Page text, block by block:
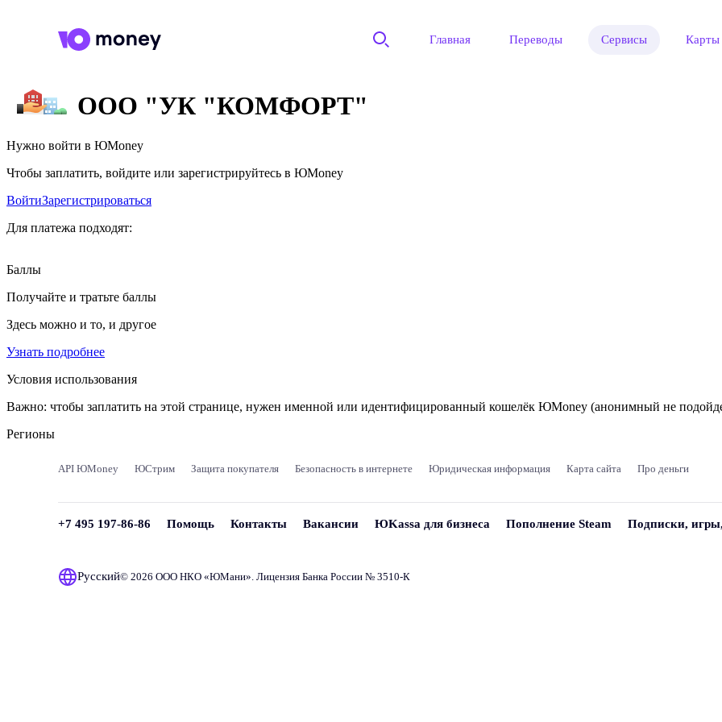
Главная Переводы Сервисы Карты
ООО "УК "КОМФОРТ"
Нужно войти в ЮMoney
Чтобы заплатить, войдите или зарегистрируйтесь в ЮMoney
ВойтиЗарегистрироваться
Для платежа подходят:
Баллы
Получайте и тратьте баллы
Здесь можно и то, и другое
Узнать подробнее
Условия использования
Важно: чтобы заплатить на этой странице, нужен именной или идентифицированный кошелёк ЮMoney (анонимный не
Регионы
API ЮMoney ЮСтрим Защита покупателя Безопасность в интернете Юридическая информация Карта сайта Про деньги
+7 495 197-86-86 Помощь Контакты Вакансии ЮKassa для бизнеса Пополнение Steam Подписки,
Русский© 2026 ООО НКО «ЮМани». Лицензия Банка России № 3510‑К